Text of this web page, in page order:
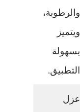
والرطوبة،
ويتميز
بسهولة
التطبيق.
عزل